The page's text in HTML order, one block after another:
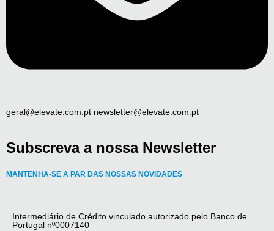
geral@elevate.com.pt newsletter@elevate.com.pt
Subscreva a nossa Newsletter
MANTENHA-SE A PAR DAS NOSSAS NOVIDADES
Intermediário de Crédito vinculado autorizado pelo Banco de
Portugal nº0007140